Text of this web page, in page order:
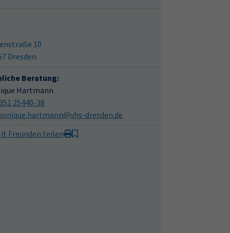
10
Dresden
Beratung:
Hartmann
25440-38
dresden.de
Freunden teilen